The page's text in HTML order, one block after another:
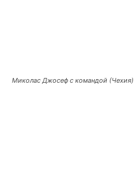
Миколас Джосеф с командой (Чехия)